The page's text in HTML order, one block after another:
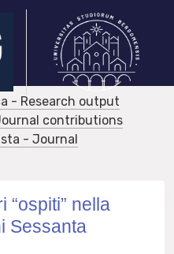
- Research output
contributions
- Journal
“ospiti” nella
Sessanta